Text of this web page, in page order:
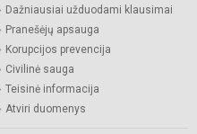
Dažniausiai užduodami klausimai
Pranešėjų apsauga
Korupcijos prevencija
Civilinė sauga
Teisinė informacija
Atviri duomenys